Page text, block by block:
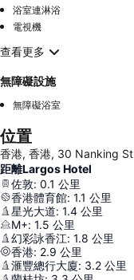
浴室連淋浴
電視機
查看更多
無障礙設施
無障礙浴室
位置
香港, 香港, 30 Nanking St
距離Largos Hotel
佐敦: 0.1 公里
香港體育館: 1.1 公里
星光大道: 1.4 公里
M+: 1.5 公里
幻彩詠香江: 1.8 公里
香港: 2.9 公里
滙豐總行大廈: 3.2 公里